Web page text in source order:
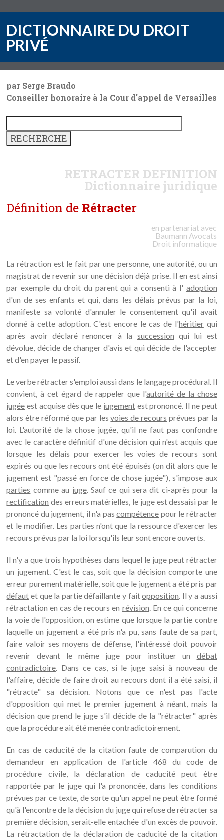
DICTIONNAIRE DU DROIT
PRIVÉ
par Serge Braudo
Conseiller honoraire à la Cour d'appel de Versailles
RETRACTER DEFINITION
Dictionnaire juridique
Définition de Rétracter
en partenariat avec
Baumann Avocats
Droit informatique
La rétraction est le fait par une personne, une autorité, ou un
magistrat de revenir sur une décision déjà prise. Il en est ainsi
par exemple du droit du parent qui a consenti à l' adoption
d'un de ses enfants et qui, dans les délais prévus par la loi,
manifeste sa volonté d'annuler le consentement qu'il avait
donné à cette adoption. C'est encore le cas de l'héritierqui
après avoir déclaré renoncer à la succession qui lui est
dévolue, décide de changer d'avis et qui décide de l'accepter
et d'en payer le passif.
Le verbe rétracter s'emploi aussi dans le langage procédural. Il
convient, à cet égard de rappeler que l'autorité de la chose
jugée est acquise dès que le jugementest prononcé. Il ne peut
alors être réformé que par lesvoies de recours prévues par la
loi. L'autorité de la chose jugée, qu'il ne faut pas confondre
avec le caractère définitif d'une décision qui n'est acquis que
lorsque les délais pour exercer les voies de recours sont
expirés ou que les recours ont été épuisés (on dit alors que le
jugement est "passé en force de chose jugée"), s'impose aux
parties comme au juge. Sauf ce qui sera dit ci-après pour la
rectification des erreurs matérielles, le juge est dessaisi par le
prononcé du jugement, il n'a pascompétence pour le rétracter
et le modifier. Les parties n'ont que la ressource d'exercer les
recours prévus par la loi lorsqu'ils leur sont encore ouverts.
Il n'y a que trois hypothèses dans lequel le juge peut rétracter
un jugement. C'est le cas, soit que la décision comporte une
erreur purement matérielle, soit que le jugement a été pris par
défaut et que la partie défaillante y faitopposition. Il y a aussi
rétractation en cas de recours en révision. En ce qui concerne
la voie de l'opposition, on estime que lorsque la partie contre
laquelle un jugement a été pris n'a pu, sans faute de sa part,
faire valoir ses moyens de défense, l'intéressé doit pouvoir
revenir devant le même juge pour instituer un débat
contradictoire. Dans ce cas, si le juge saisi à nouveau de
l'affaire, décide de faire droit au recours dont il a été saisi, il
"rétracte" sa décision. Notons que ce n'est pas l'acte
d'opposition qui met le premier jugement à néant, mais la
décision que prend le juge s'il décide de la "rétracter" après
que la procédure ait été menée contradictoirement.
En cas de caducité de la citation faute de comparution du
demandeur en application de l'article 468 du code de
procédure civile, la déclaration de caducité peut être
rapportée par le juge qui l'a prononcée, dans les conditions
prévues par ce texte, de sorte qu'un appel ne peut être formé
qu'à l'encontre de la décision du juge qui refuse de rétracter sa
première décision, serait-elle entachée d'un excès de pouvoir.
La rétractation de la déclaration de caducité de la citation